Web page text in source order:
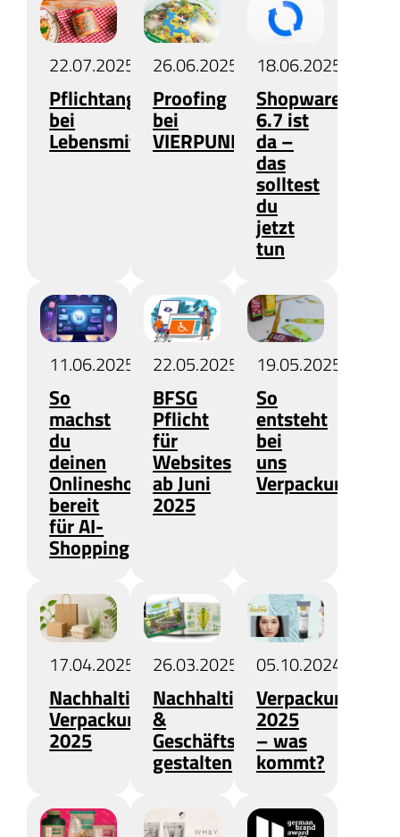
22.07.2025
Pflichtangaben
bei
Lebensmittelverpackungen
26.06.2025
Proofing
bei
VIERPUNKT
18.06.2025
Shopware
6.7 ist
da –
das
solltest
du
jetzt
tun
11.06.2025
So
machst
du
deinen
Onlineshop
bereit
für AI-
Shopping
22.05.2025
BFSG
Pflicht
für
Websites
ab Juni
2025
19.05.2025
So
entsteht
bei
uns
17.04.2025
Nachhaltiges
Verpackungsdesign
2025
26.03.2025
Nachhaltigkeitsbericht
&
Geschäftsbericht
gestalten
05.10.2024
2025
– was
kommt?